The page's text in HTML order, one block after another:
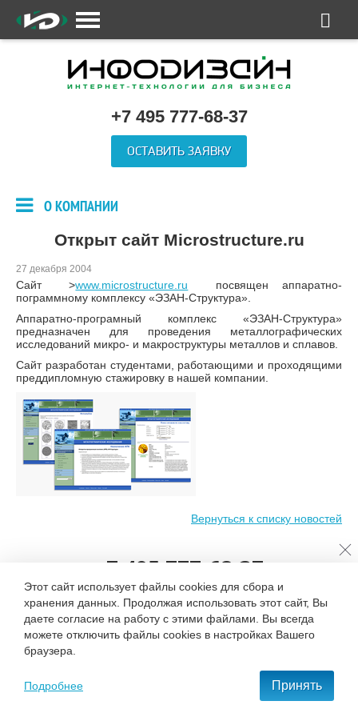
+7 495 777-68-37
ОСТАВИТЬ ЗАЯВКУ
О КОМПАНИИ
Открыт сайт Microstructure.ru
27 декабря 2004
Сайт >www.microstructure.ru посвящен аппаратно-
пограммному комплексу «ЭЗАН-Структура».
Аппаратно-програмный комплекс «ЭЗАН-Структура»
предназначен для проведения металлографических
исследований микро- и макроструктуры металлов и сплавов.
Сайт разработан студентами, работающими и проходящими
преддипломную стажировку в нашей компании.
Вернуться к списку новостей
+7 495 777-68-37
С нами удобно и приятно работать!
ОСТАВИТЬ ЗАЯВКУ
Этот сайт использует файлы cookies для сбора и
хранения данных. Продолжая использовать этот сайт, Вы
даете согласие на работу с этими файлами. Вы всегда
можете отключить файлы cookies в настройках Вашего
браузера.
Подробнее Принять